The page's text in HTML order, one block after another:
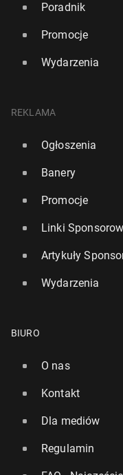
Poradnik
Promocje
Wydarzenia
REKLAMA
Ogłoszenia
Banery
Promocje
Linki
Artykuły
Wydarzenia
BIURO
O nas
Kontakt
Dla mediów
Regulamin